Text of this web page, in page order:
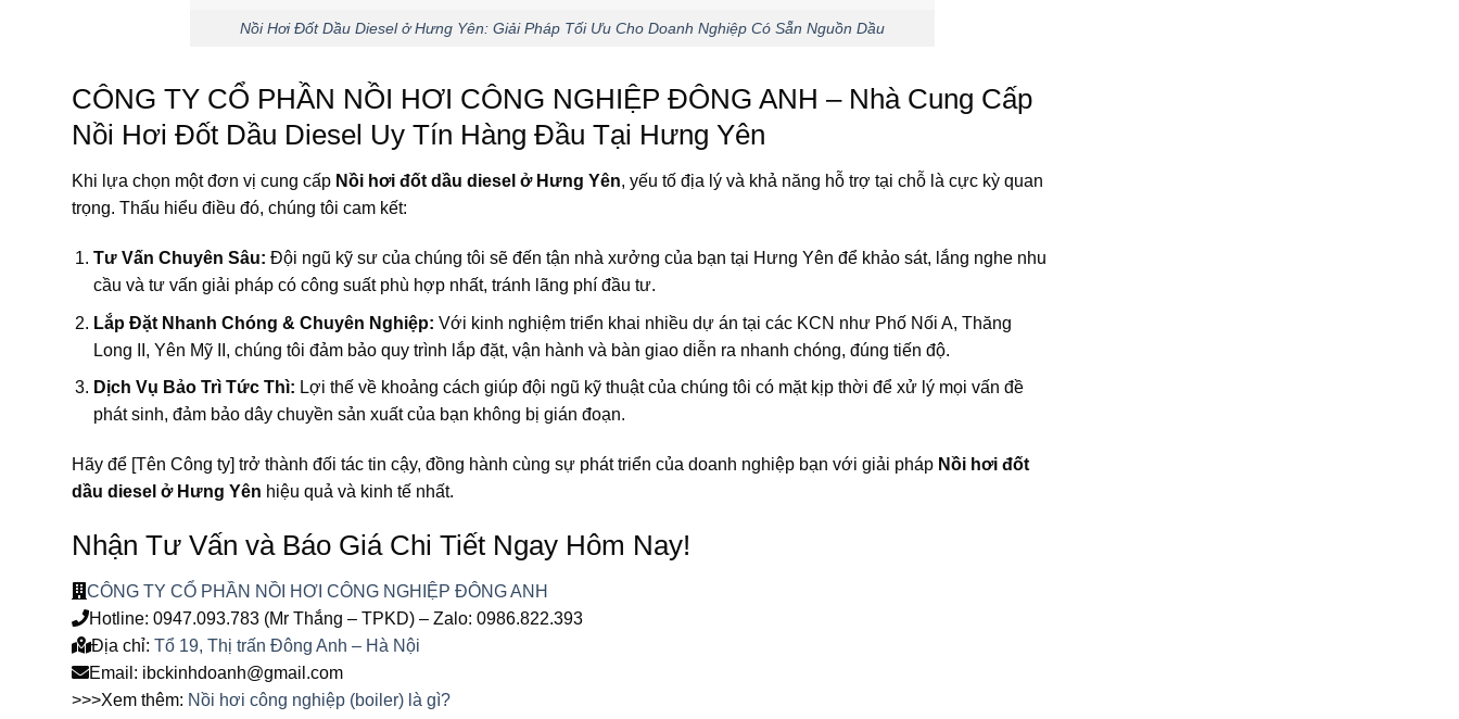
Nồi Hơi Đốt Dầu Diesel ở Hưng Yên: Giải Pháp Tối Ưu Cho Doanh Nghiệp Có Sẵn Nguồn Dầu
CÔNG TY CỔ PHẦN NỒI HƠI CÔNG NGHIỆP ĐÔNG ANH – Nhà Cung Cấp
Nồi Hơi Đốt Dầu Diesel Uy Tín Hàng Đầu Tại Hưng Yên
Khi lựa chọn một đơn vị cung cấp Nồi hơi đốt dầu diesel ở Hưng Yên, yếu tố địa lý và khả năng hỗ trợ tại chỗ là cực kỳ quan
trọng. Thấu hiểu điều đó, chúng tôi cam kết:
Tư Vấn Chuyên Sâu: Đội ngũ kỹ sư của chúng tôi sẽ đến tận nhà xưởng của bạn tại Hưng Yên để khảo sát, lắng nghe nhu
cầu và tư vấn giải pháp có công suất phù hợp nhất, tránh lãng phí đầu tư.
Lắp Đặt Nhanh Chóng & Chuyên Nghiệp: Với kinh nghiệm triển khai nhiều dự án tại các KCN như Phố Nối A, Thăng
Long II, Yên Mỹ II, chúng tôi đảm bảo quy trình lắp đặt, vận hành và bàn giao diễn ra nhanh chóng, đúng tiến độ.
Dịch Vụ Bảo Trì Tức Thì: Lợi thế về khoảng cách giúp đội ngũ kỹ thuật của chúng tôi có mặt kịp thời để xử lý mọi vấn đề
phát sinh, đảm bảo dây chuyền sản xuất của bạn không bị gián đoạn.
Hãy để [Tên Công ty] trở thành đối tác tin cậy, đồng hành cùng sự phát triển của doanh nghiệp bạn với giải pháp Nồi hơi đốt
dầu diesel ở Hưng Yên hiệu quả và kinh tế nhất.
Nhận Tư Vấn và Báo Giá Chi Tiết Ngay Hôm Nay!
CÔNG TY CỔ PHẦN NỒI HƠI CÔNG NGHIỆP ĐÔNG ANH
Hotline: 0947.093.783 (Mr Thắng – TPKD) – Zalo: 0986.822.393
Địa chỉ: Tổ 19, Thị trấn Đông Anh – Hà Nội
Email: ibckinhdoanh@gmail.com
>>>Xem thêm: Nồi hơi công nghiệp (boiler) là gì?